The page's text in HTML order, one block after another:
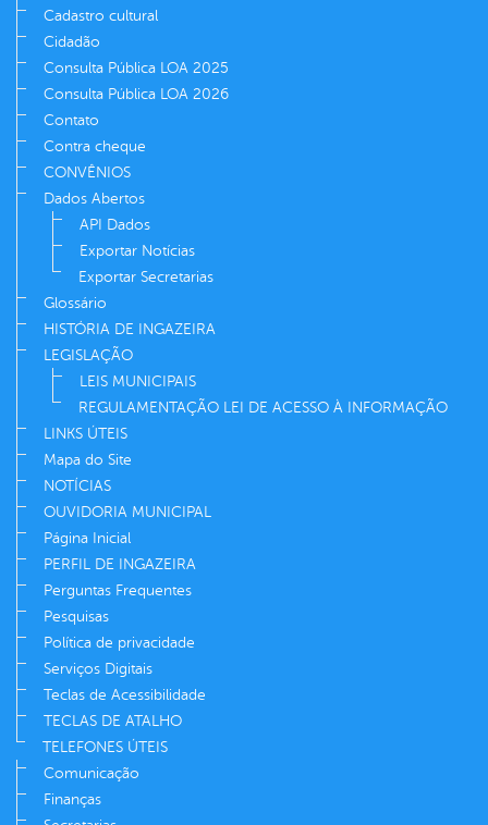
Cadastro cultural
Cidadão
Consulta Pública LOA 2025
Consulta Pública LOA 2026
Contato
Contra cheque
CONVÊNIOS
Dados Abertos
API Dados
Exportar Notícias
Exportar Secretarias
Glossário
HISTÓRIA DE INGAZEIRA
LEGISLAÇÃO
LEIS MUNICIPAIS
REGULAMENTAÇÃO LEI DE ACESSO À INFORMAÇÃO
LINKS ÚTEIS
Mapa do Site
NOTÍCIAS
OUVIDORIA MUNICIPAL
Página Inicial
PERFIL DE INGAZEIRA
Perguntas Frequentes
Pesquisas
Política de privacidade
Serviços Digitais
Teclas de Acessibilidade
TECLAS DE ATALHO
TELEFONES ÚTEIS
Comunicação
Finanças